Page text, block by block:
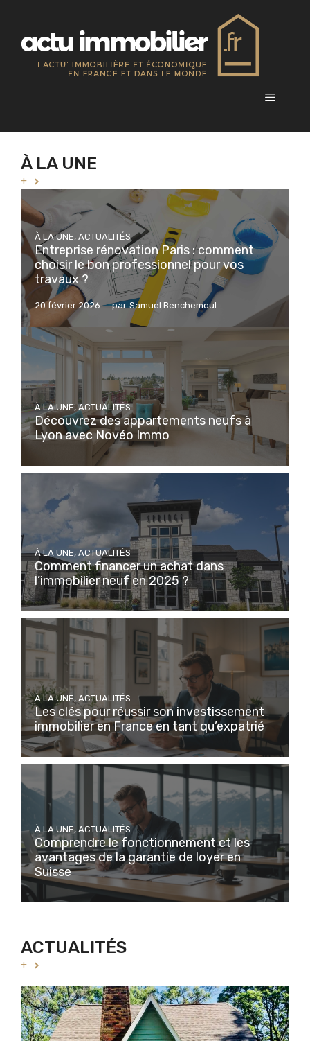
contenu
Menu
À LA UNE
+
À LA UNE, ACTUALITÉS
Entreprise rénovation Paris : comment
choisir le bon professionnel pour vos
travaux ?
20 février 2026 par Samuel Benchemoul
À LA UNE,ACTUALITÉS
Découvrez des appartements neufs à
Lyon avec Novéo Immo
À LA UNE, ACTUALITÉS
Comment financer un achat dans
l’immobilier neuf en 2025 ?
À LA UNE, ACTUALITÉS
Les clés pour réussir son investissement
immobilier en France en tant qu’expatrié
À LA UNE, ACTUALITÉS
Comprendre le fonctionnement et les
avantages de la garantie de loyer en
Suisse
ACTUALITÉS
+